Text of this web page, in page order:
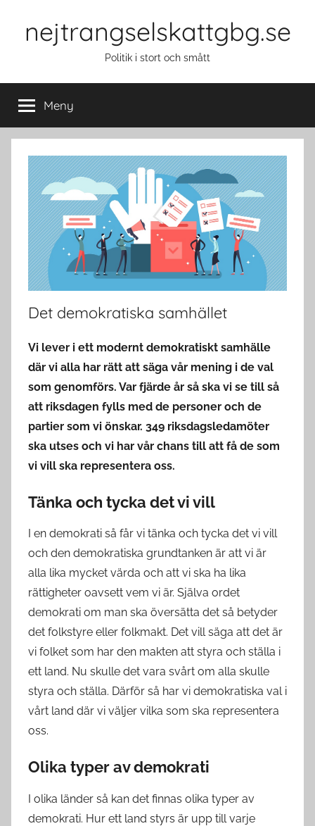
nejtrangselskattgbg.se
Politik i stort och smått
Meny
Det demokratiska samhället
Vi lever i ett modernt demokratiskt samhälle
där vi alla har rätt att säga vår mening i de val
som genomförs. Var fjärde år så ska vi se till så
att riksdagen fylls med de personer och de
partier som vi önskar. 349 riksdagsledamöter
ska utses och vi har vår chans till att få de som
vi vill ska representera oss.
Tänka och tycka det vi vill
I en demokrati så får vi tänka och tycka det vi vill
och den demokratiska grundtanken är att vi är
alla lika mycket värda och att vi ska ha lika
rättigheter oavsett vem vi är. Själva ordet
demokrati om man ska översätta det så betyder
det folkstyre eller folkmakt. Det vill säga att det är
vi folket som har den makten att styra och ställa i
ett land. Nu skulle det vara svårt om alla skulle
styra och ställa. Därför så har vi demokratiska val i
vårt land där vi väljer vilka som ska representera
oss.
Olika typer av demokrati
I olika länder så kan det finnas olika typer av
demokrati. Hur ett land styrs är upp till varje